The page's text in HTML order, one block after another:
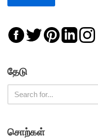
தேடு
சொற்கள்